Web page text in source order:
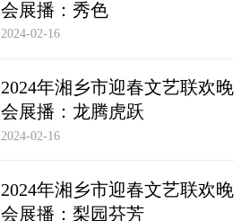
会展播：秀色
2024-02-16
2024年湘乡市迎春文艺联欢晚
会展播：龙腾虎跃
2024-02-16
2024年湘乡市迎春文艺联欢晚
会展播：梨园芬芳